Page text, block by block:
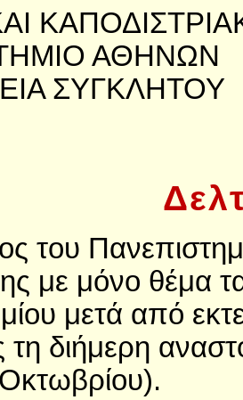
ΑΘΗΝΩΝ
ΣΥΓΚΛΗΤΟΥ
του
με μόνο θέμα
μετά από
διήμερη